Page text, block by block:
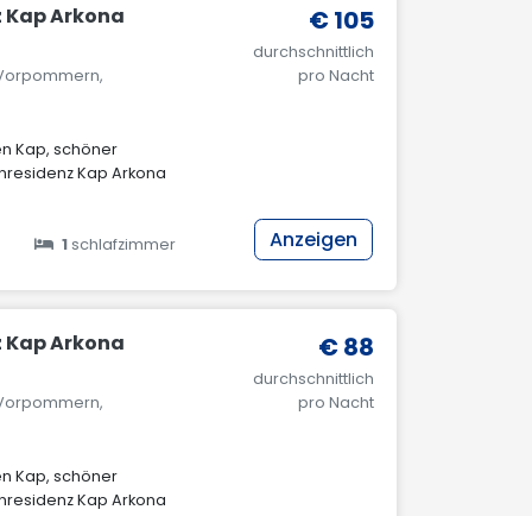
Kap Arkona
Kap, schöner
Kap Arkona
1schlafzimmer
€ 105
durchschnittlich
pro Nacht
Anzeigen
Kap Arkona
Kap, schöner
Kap Arkona
€ 88
durchschnittlich
pro Nacht